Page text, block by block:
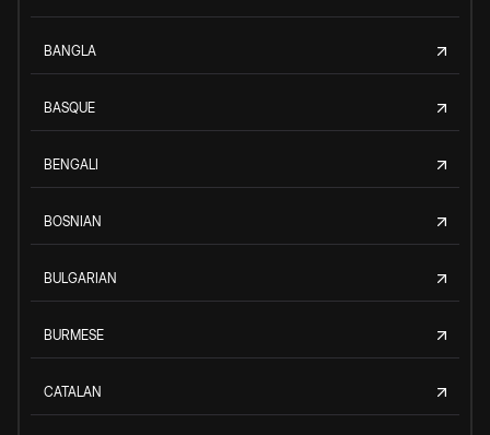
BANGLA
BASQUE
BENGALI
BOSNIAN
BULGARIAN
BURMESE
CATALAN